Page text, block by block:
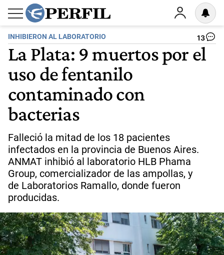
INHIBIERON AL LABORATORIO 13
La Plata: 9 muertos por el
uso de fentanilo
contaminado con
bacterias
Falleció la mitad de los 18 pacientes
infectados en la provincia de Buenos Aires.
ANMAT inhibió al laboratorio HLB Phama
Group, comercializador de las ampollas, y
de Laboratorios Ramallo, donde fueron
producidas.